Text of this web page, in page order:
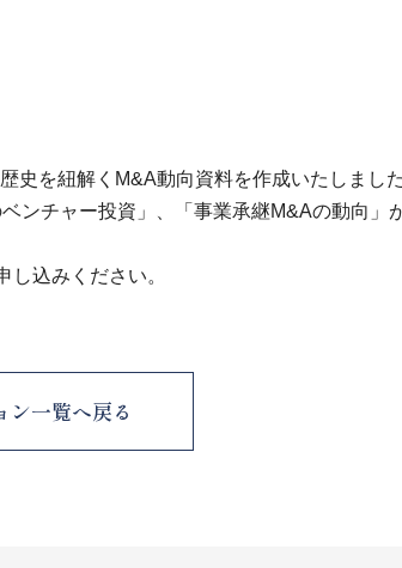
史を紐解くM&A動向資料を作成いたしました
ンチャー投資」、「事業承継M&Aの動向」
込みください。
ン一覧へ戻る